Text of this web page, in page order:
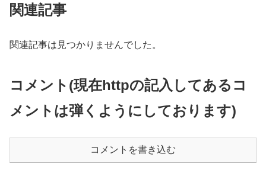
関連記事
関連記事は見つかりませんでした。
コメント(現在httpの記入してあるコ
メントは弾くようにしております)
コメントを書き込む